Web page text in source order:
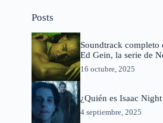
Posts
Soundtrack completo
Ed Gein, la serie de
16 octubre, 2025
¿Quién es Isaac
4 septiembre, 2025